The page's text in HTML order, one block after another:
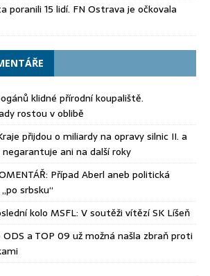
poranili 15 lidí. FN Ostrava je očkovala
klidné přírodní koupaliště.
rostou v oblibě
přijdou o miliardy na opravy silnic II. a
ani na další roky
Případ Aberl aneb politická
srbsku“
kolo MSFL: V soutěži vítězí SK Líšeň
ODS a TOP 09 už možná našla zbraň proti